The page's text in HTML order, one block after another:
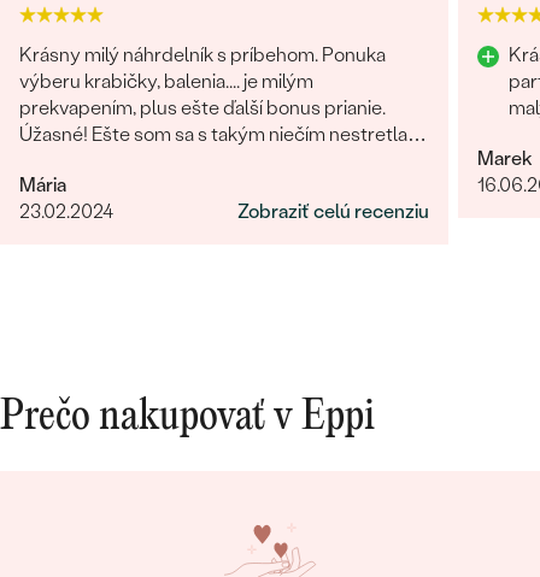
Krásny milý náhrdelník s príbehom. Ponuka
výberu krabičky, balenia.... je milým
prekvapením, plus ešte ďalší bonus prianie.
Úžasné! Ešte som sa s takým niečím nestretla...
Mária
23.02.2024
Zobraziť celú recenziu
Marek
Prečo nakupovať v Eppi